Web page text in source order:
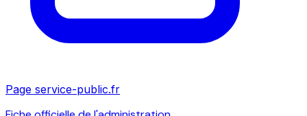
Page service-public.fr